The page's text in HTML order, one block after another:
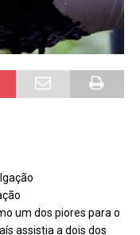
um dos piores para o
assistia a dois dos